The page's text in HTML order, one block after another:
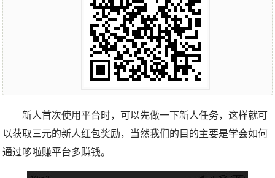
新人首次使用平台时，可以先做一下新人任务，这样就可
以获取三元的新人红包奖励，当然我们的目的主要是学会如何
通过哆啦赚平台多赚钱。